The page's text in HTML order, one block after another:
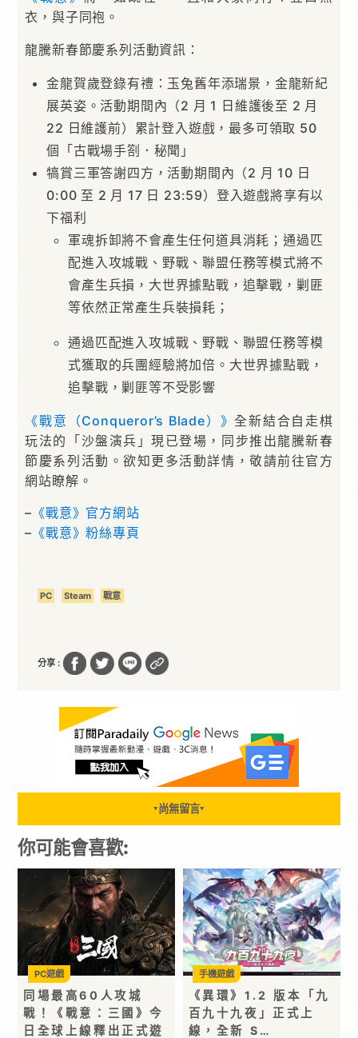
衣，與子同袍。
龍騰新春節慶系列活動資訊：
金龍賀歲登錄有禮：玉兔舊年添瑞景，金龍新紀
展英姿。活動期間內（2 月 1 日維護後至 2 月
22 日維護前）累計登入遊戲，最多可領取 50
個「古戰場手劄．秘聞」
犒賞三軍答謝四方，活動期間內（2 月 10 日
0:00 至 2 月 17 日 23:59）登入遊戲將享有以
下福利
軍魂拆卸將不會產生任何道具消耗；通過匹
配進入攻城戰、野戰、聯盟任務等模式將不
會產生兵損，大世界據點戰，追擊戰，剿匪
等依然正常產生兵裝損耗；
通過匹配進入攻城戰、野戰、聯盟任務等模
式獲取的兵團經驗將加倍。大世界據點戰，
追擊戰，剿匪等不受影響
《戰意（Conqueror’s Blade）》全新結合自走棋
玩法的「沙盤演兵」現已登場，同步推出龍騰新春
節慶系列活動。欲知更多活動詳情，敬請前往官方
網站瞭解。
– 《戰意》官方網站
– 《戰意》粉絲專頁
PC Steam 戰意
分享 :
▼ 尚無留言▼
你可能會喜歡:
同場最高60人攻城
戰！《戰意：三國》今
日全球上線釋出正式遊
PC遊戲
《異環》1.2 版本「九
百九十九夜」正式上
線，全新 S…
手機遊戲